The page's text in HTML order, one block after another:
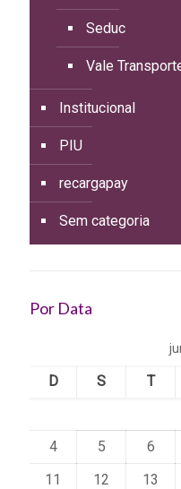
Seduc
Vale
Institucional
PIU
recargapay
Sem categoria
Por Data
D S T
4
5 6
11
12 13